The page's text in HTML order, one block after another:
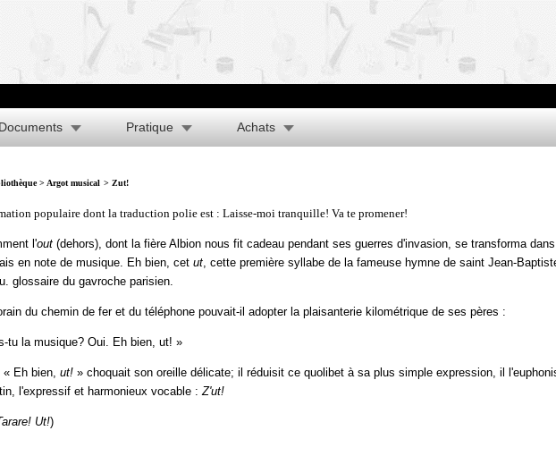
Documents Pratique Achats
> Argot musical > Zut!
populaire dont la traduction polie est : Laisse-moi tranquille! Va te promener!
l'out (dehors), dont la fière Albion nous fit cadeau pendant ses guerres d'invasion, se transforma
en note de musique. Eh bien, cet ut, cette première syllabe de la fameuse hymne de saint Jean-
glossaire du gavroche parisien.
du chemin de fer et du téléphone pouvait-il adopter la plaisanterie kilométrique de ses pères :
tu la musique? Oui. Eh bien, ut! »
« Eh bien, ut! » choquait son oreille délicate; il réduisit ce quolibet à sa plus simple expression, il
l'expressif et harmonieux vocable :Z'ut!
Ut!)